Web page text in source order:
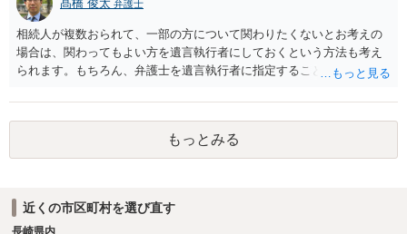
髙橋 俊太 弁護士
相続人が複数おられて、一部の方について関わりたくないとお考えの
場合は、関わってもよい方を遺言執行者にしておくという方法も考え
られます。もちろん、弁護士を遺言執行者に指定することもできます
方に再委任の権限を付与しておくという方法もあります。 一度、弁護
士に直接ご相談されることをお勧めいたします。
もっとみる
近くの市区町村を選び直す